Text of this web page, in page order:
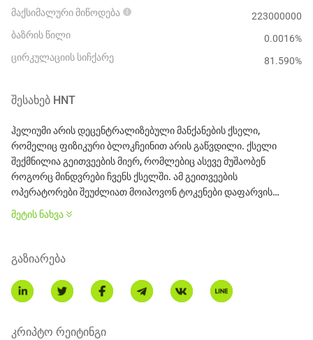
მაქსიმალური მიწოდება
223000000
ბაზრის წილი
0.0016%
ცირკულაციის სიჩქარე
81.590%
ᲨᲔᲡᲐᲮᲔᲑ HNT
ჰელიუმი არის დეცენტრალიზებული მანქანების ქსელი,
რომელიც ფიზიკური ბლოკჩეინით არის გაწვდილი. ქსელი
შექმნილია გეითვეების მიერ, რომლებიც ასევე მუშაობენ
როგორც მინდვრები ჩვენს ქსელში. ამ გეითვეების
ოპერატორები შეუძლიათ მოიპოვონ ტოკენები დაფარვის
საფუძველზე, რომელსაც ისინი უზრუნველყოფენ, ასევე
ტრანზაქციის საფასურების საფუძველზე, რომლებიც მიღებულია
ჰელიუმი არის ახალი კრიპტოვალუტა. ჰოტსპოტები იღებენ
შემოსავალს სWireless დაფარვის უზრუნველყოფისთვის და
როდესაც ქსელში მოწყობილობები ინტერნეტთან
მეტის ნახვა
გაზიარება
კრიპტო რეიტინგი